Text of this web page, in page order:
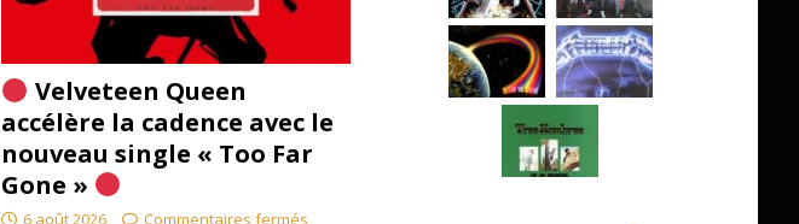
Velveteen Queen
accélère la cadence avec le
nouveau single « Too Far
Gone »
6 août 2026 Commentaires fermés